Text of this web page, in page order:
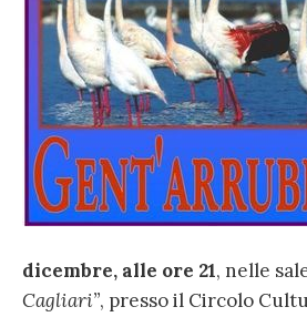
dicembre, alle ore 21, nelle
Cagliari”, presso il Circolo